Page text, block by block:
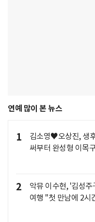
연예 많이 본 뉴스
1
김소영♥오상진, 생
써부터 완성형 이목
2
악뮤 이수현, '김성
여행 "첫 만남에 2시